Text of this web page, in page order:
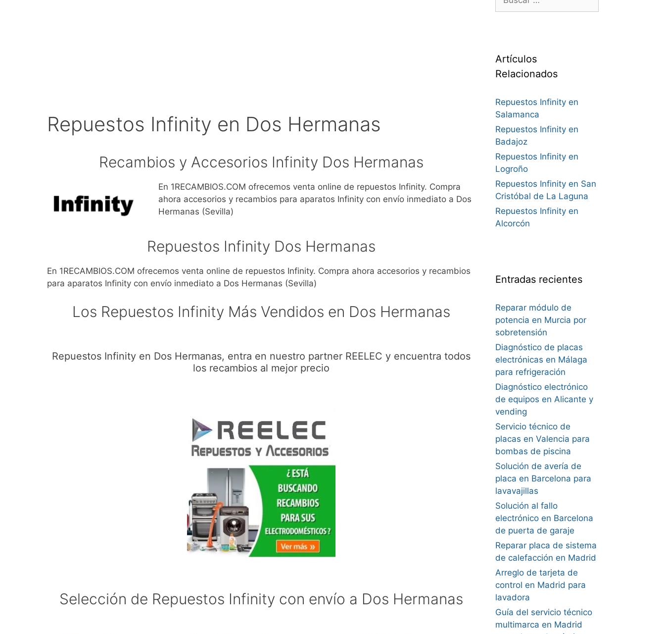
Repuestos Infinity en Dos Hermanas
Recambios y Accesorios Infinity Dos Hermanas
En 1RECAMBIOS.COM ofrecemos venta online de repuestos Infinity. Compra
ahora accesorios y recambios para aparatos Infinity con envío inmediato a Dos
Hermanas (Sevilla)
Repuestos Infinity Dos Hermanas
En 1RECAMBIOS.COM ofrecemos venta online de repuestos Infinity. Compra ahora accesorios y recambios
para aparatos Infinity con envío inmediato a Dos Hermanas (Sevilla)
Los Repuestos Infinity Más Vendidos en Dos Hermanas
Repuestos Infinity en Dos Hermanas, entra en nuestro partner REELEC y encuentra todos
los recambios al mejor precio
Selección de Repuestos Infinity con envío a Dos Hermanas
Artículos
Relacionados
Repuestos Infinity en
Salamanca
Repuestos Infinity en
Badajoz
Repuestos Infinity en
Logroño
Repuestos Infinity en San
Cristóbal de La Laguna
Repuestos Infinity en
Alcorcón
Entradas recientes
Reparar módulo de
potencia en Murcia por
sobretensión
Diagnóstico de placas
electrónicas en Málaga
para refrigeración
Diagnóstico electrónico
de equipos en Alicante y
vending
Servicio técnico de
placas en Valencia para
bombas de piscina
Solución de avería de
placa en Barcelona para
lavavajillas
Solución al fallo
electrónico en Barcelona
de puerta de garaje
Reparar placa de sistema
de calefacción en Madrid
Arreglo de tarjeta de
control en Madrid para
lavadora
Guía del servicio técnico
multimarca en Madrid